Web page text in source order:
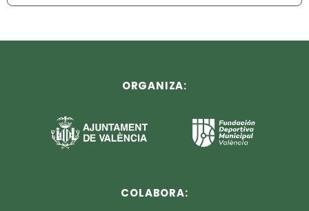
ORGANIZA:
COLABORA: